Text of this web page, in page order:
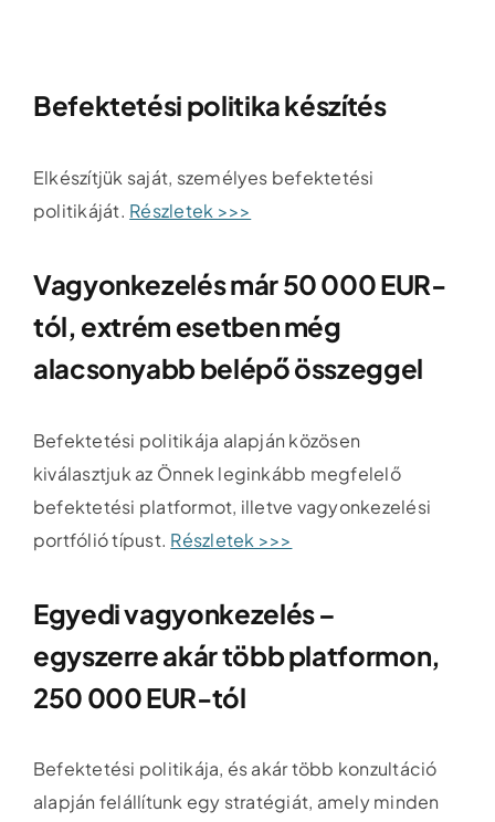
Befektetési politika készítés
Elkészítjük saját, személyes befektetési
politikáját. Részletek >>>
Vagyonkezelés már 50 000 EUR-
tól, extrém esetben még
alacsonyabb belépő összeggel
Befektetési politikája alapján közösen
kiválasztjuk az Önnek leginkább megfelelő
befektetési platformot, illetve vagyonkezelési
portfólió típust. Részletek >>>
Egyedi vagyonkezelés –
egyszerre akár több platformon,
250 000 EUR-tól
Befektetési politikája, és akár több konzultáció
alapján felállítunk egy stratégiát, amely minden